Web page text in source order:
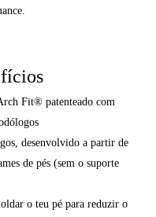
Fit® patenteado com
desenvolvido a partir de
de pés (sem o suporte
o teu pé para reduzir o